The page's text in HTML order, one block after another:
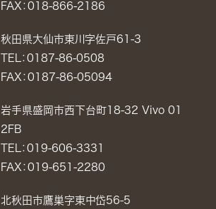
FAX：018-866-2186
秋田県大仙市東川字佐戸61-3
TEL：0187-86-0508
FAX：0187-86-05094
岩手県盛岡市西下台町18-32 Vivo 01
2FB
TEL：019-606-3331
FAX：019-651-2280
北秋田市鷹巣字東中岱56-5